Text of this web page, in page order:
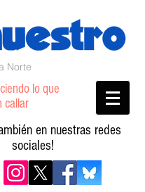
Norte
lo que
callar
en nuestras redes
sociales!